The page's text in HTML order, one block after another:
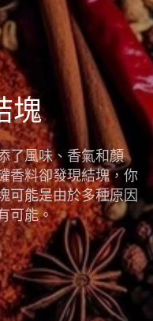
塊
了風味、香氣和顏
香料卻發現結塊，你
可能是由於多種原因
可能。